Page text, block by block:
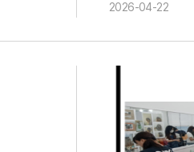
2026-04-22